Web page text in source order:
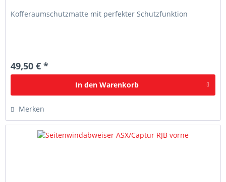
Kofferaumschutzmatte mit perfekter Schutzfunktion
49,50 € *
In den Warenkorb
Merken